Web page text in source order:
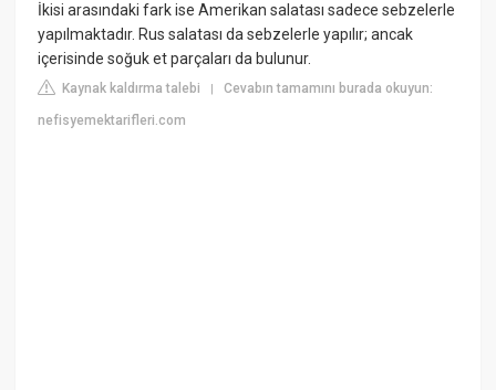
İkisi arasındaki fark ise Amerikan salatası sadece sebzelerle
yapılmaktadır. Rus salatası da sebzelerle yapılır; ancak
içerisinde soğuk et parçaları da bulunur.
Kaynak kaldırma talebi |Cevabın tamamını burada okuyun:
nefisyemektarifleri.com